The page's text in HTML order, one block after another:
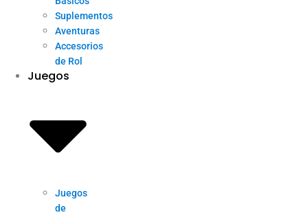
Suplementos
Aventuras
Accesorios
de Rol
Juegos
Juegos
de